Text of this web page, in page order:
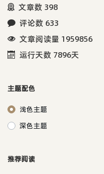
文章数 398
评论数 633
文章阅读量 1959856
运行天数 7896天
主题配色
浅色主题
深色主题
推荐阅读